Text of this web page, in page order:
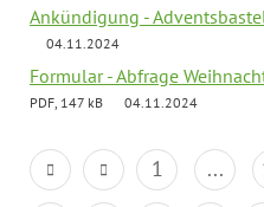
Ankündigung -
04.11.2024
Formular - Abfrage
PDF, 147 kB 04.11.2024
1 ...